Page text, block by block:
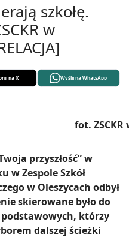
szkołę.
w
na X Wyślij na WhatsApp
przyszłość” w
w Zespole Szkół
w Oleszycach odbył
skierowane było do
podstawowych, którzy
dalszej ścieżki